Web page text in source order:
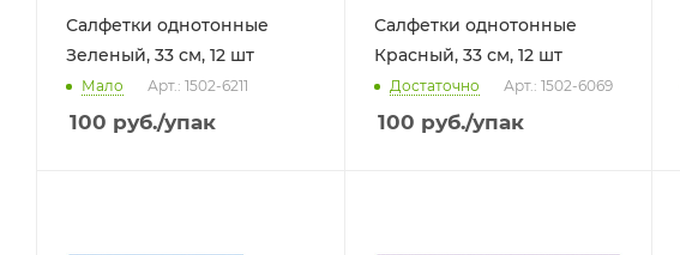
Салфетки однотонные
Зеленый, 33 см, 12 шт
Мало Арт.: 1502-6211
100 руб./упак
Салфетки однотонные
Красный, 33 см, 12 шт
Достаточно Арт.: 1502-6069
100 руб./упак